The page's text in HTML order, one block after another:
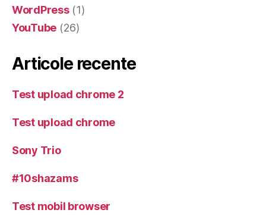
WordPress(1)
YouTube (26)
Articole recente
Test upload chrome 2
Test upload chrome
Sony Trio
#10shazams
Test mobil browser